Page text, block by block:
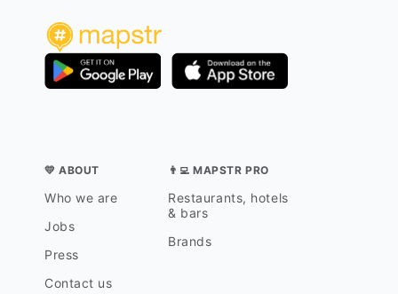
💛 ABOUT
Who we are
Jobs
Press
Contact us
👨‍💻 MAPSTR PRO
Restaurants, hotels
& bars
Brands